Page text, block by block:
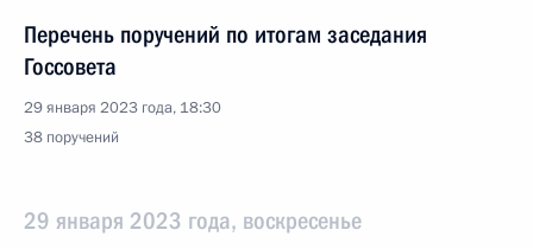
Перечень поручений по итогам заседания
Госсовета
29 января 2023 года, 18:30
38 поручений
29 января 2023 года, воскресенье